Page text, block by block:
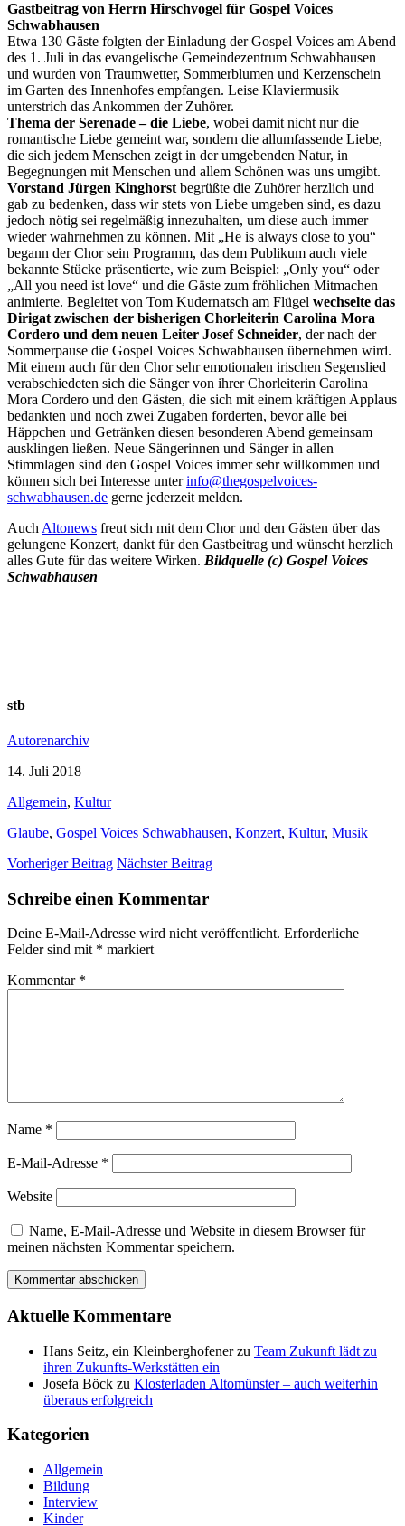
Gastbeitrag von Herrn Hirschvogel für Gospel Voices
Schwabhausen
Etwa 130 Gäste folgten der Einladung der Gospel Voices am Abend
des 1. Juli in das evangelische Gemeindezentrum Schwabhausen
und wurden von Traumwetter, Sommerblumen und Kerzenschein
im Garten des Innenhofes empfangen. Leise Klaviermusik
unterstrich das Ankommen der Zuhörer.
Thema der Serenade – die Liebe, wobei damit nicht nur die
romantische Liebe gemeint war, sondern die allumfassende Liebe,
die sich jedem Menschen zeigt in der umgebenden Natur, in
Begegnungen mit Menschen und allem Schönen was uns umgibt.
Vorstand Jürgen Kinghorst begrüßte die Zuhörer herzlich und
gab zu bedenken, dass wir stets von Liebe umgeben sind, es dazu
jedoch nötig sei regelmäßig innezuhalten, um diese auch immer
wieder wahrnehmen zu können. Mit „He is always close to you“
begann der Chor sein Programm, das dem Publikum auch viele
bekannte Stücke präsentierte, wie zum Beispiel: „Only you“ oder
„All you need ist love“ und die Gäste zum fröhlichen Mitmachen
animierte. Begleitet von Tom Kudernatsch am Flügel wechselte das
Dirigat zwischen der bisherigen Chorleiterin Carolina Mora
Cordero und dem neuen Leiter Josef Schneider, der nach der
Sommerpause die Gospel Voices Schwabhausen übernehmen wird.
Mit einem auch für den Chor sehr emotionalen irischen Segenslied
verabschiedeten sich die Sänger von ihrer Chorleiterin Carolina
Mora Cordero und den Gästen, die sich mit einem kräftigen Applaus
bedankten und noch zwei Zugaben forderten, bevor alle bei
Häppchen und Getränken diesen besonderen Abend gemeinsam
ausklingen ließen. Neue Sängerinnen und Sänger in allen
Stimmlagen sind den Gospel Voices immer sehr willkommen und
können sich bei Interesse unterinfo@thegospelvoices-
schwabhausen.de gerne jederzeit melden.
Auch Altonews freut sich mit dem Chor und den Gästen über das
gelungene Konzert, dankt für den Gastbeitrag und wünscht herzlich
alles Gute für das weitere Wirken. Bildquelle (c) Gospel Voices
Schwabhausen
stb
Autorenarchiv
14. Juli 2018
Allgemein, Kultur
Glaube, Gospel Voices Schwabhausen, Konzert, Kultur, Musik
Vorheriger Beitrag Nächster Beitrag
Schreibe einen Kommentar
Deine E-Mail-Adresse wird nicht veröffentlicht. Erforderliche
Felder sind mit * markiert
Kommentar *
Name *
E-Mail-Adresse *
Website
Name, E-Mail-Adresse und Website in diesem Browser für
meinen nächsten Kommentar speichern.
Aktuelle Kommentare
Hans Seitz, ein Kleinberghofenerzu Team Zukunft lädt zu
ihren Zukunfts-Werkstätten ein
Josefa Böck zu Klosterladen Altomünster – auch weiterhin
überaus erfolgreich
Kategorien
Allgemein
Bildung
Interview
Kinder